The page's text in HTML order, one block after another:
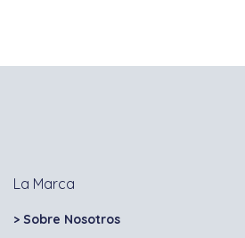
La Marca
> Sobre Nosotros